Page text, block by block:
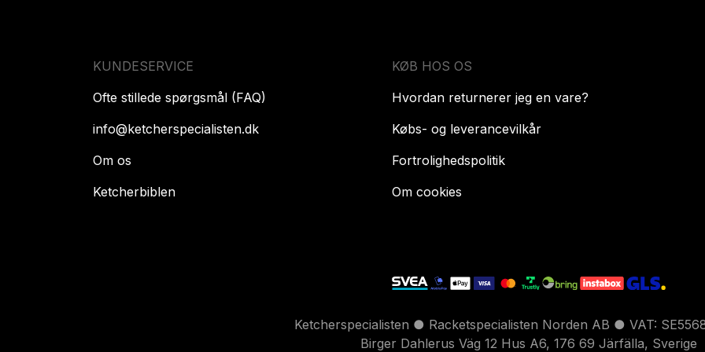
KUNDESERVICE
Ofte stillede spørgsmål (FAQ)
info@ketcherspecialisten.dk
Om os
Ketcherbiblen
KØB HOS OS
Hvordan returnerer jeg en vare?
Købs- og leverancevilkår
Fortrolighedspolitik
Om cookies
Ketcherspecialisten ● Racketspecialisten Norden AB ● VAT:
Birger Dahlerus Väg 12 Hus A6, 176 69 Järfälla, Sverige